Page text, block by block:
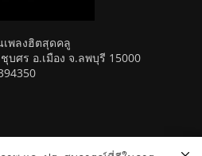
พลงฮิตสุดคลู
บศร อ.เมือง จ.ลพบุรี 15000